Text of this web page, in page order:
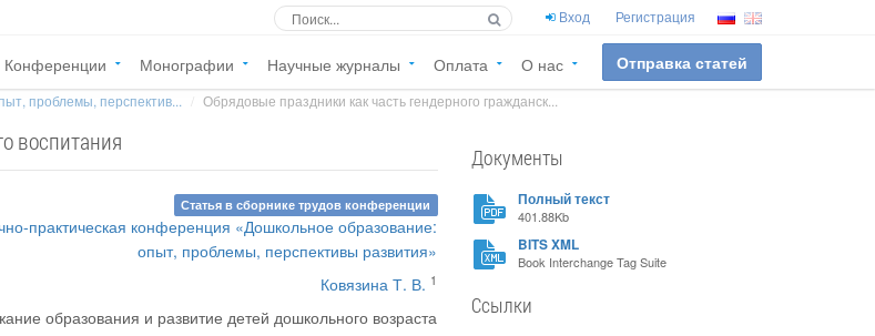
Вход Регистрация
Конференции Монографии Научные журналы Оплата О нас Отправка статей
проблемы, перспектив... Обрядовые праздники как часть гендерного гражданск...
воспитания
Статья в сборнике трудов конференции
практическая конференция «Дошкольное образование:
опыт, проблемы, перспективы развития»
Ковязина Т. В. 1
образования и развитие детей дошкольного возраста
Документы
Полный текст
401.88Kb
BITS XML
Book Interchange Tag Suite
Ссылки